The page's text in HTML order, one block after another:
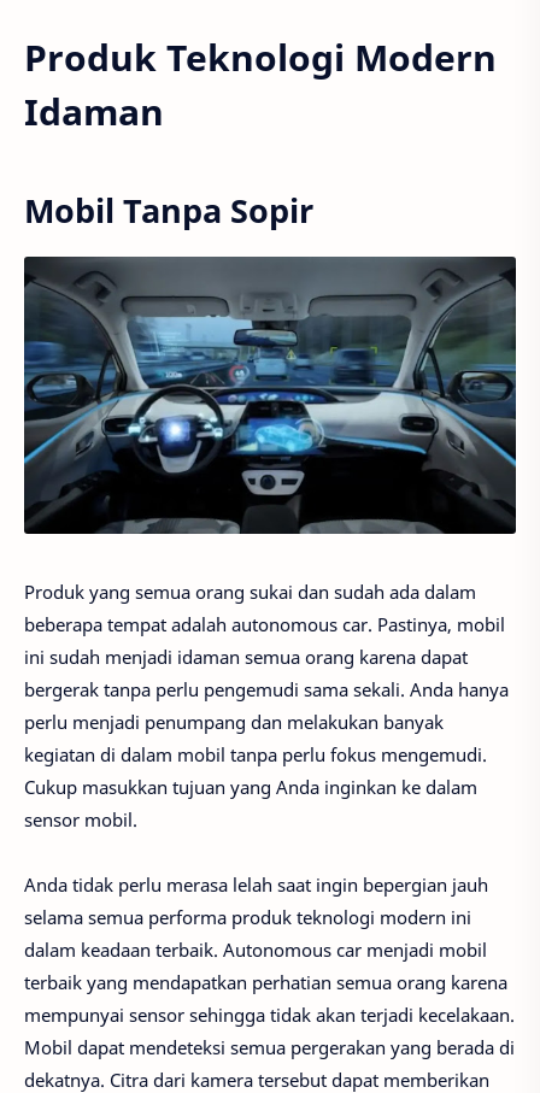
Produk Teknologi Modern
Idaman
Mobil Tanpa Sopir
Produk yang semua orang sukai dan sudah ada dalam
beberapa tempat adalah autonomous car. Pastinya, mobil
ini sudah menjadi idaman semua orang karena dapat
bergerak tanpa perlu pengemudi sama sekali. Anda hanya
perlu menjadi penumpang dan melakukan banyak
kegiatan di dalam mobil tanpa perlu fokus mengemudi.
Cukup masukkan tujuan yang Anda inginkan ke dalam
sensor mobil.
Anda tidak perlu merasa lelah saat ingin bepergian jauh
selama semua performa produk teknologi modern ini
dalam keadaan terbaik. Autonomous car menjadi mobil
terbaik yang mendapatkan perhatian semua orang karena
mempunyai sensor sehingga tidak akan terjadi kecelakaan.
Mobil dapat mendeteksi semua pergerakan yang berada di
dekatnya. Citra dari kamera tersebut dapat memberikan